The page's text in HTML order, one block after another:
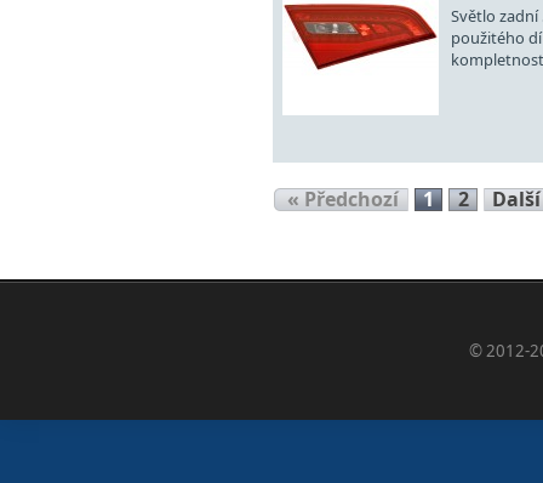
Světlo
použitého
« Předchozí 1 2
© 2012-